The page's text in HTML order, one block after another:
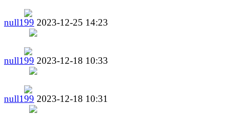
null199 2023-12-25 14:23
null199 2023-12-18 10:33
null199 2023-12-18 10:31